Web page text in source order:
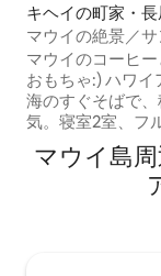
キヘイの町家・長
マウイの絶景／
／スポーツ／ソ
マウイのコーヒ
おもちゃ:) ハワイ
海のすぐそばで
気。寝室2室、フ
切でプライバシ
キッチンは自由に使え
く、快適で静か
マウイ島